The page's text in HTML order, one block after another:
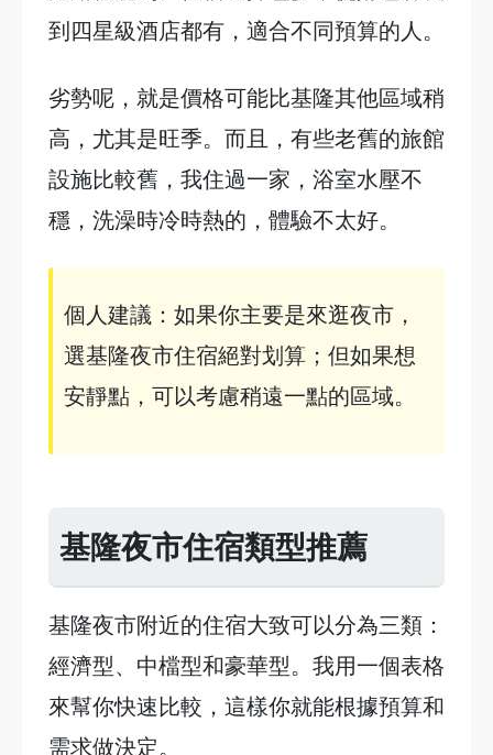
到四星級酒店都有，適合不同預算的人。
劣勢呢，就是價格可能比基隆其他區域稍
高，尤其是旺季。而且，有些老舊的旅館
設施比較舊，我住過一家，浴室水壓不
穩，洗澡時冷時熱的，體驗不太好。
個人建議：如果你主要是來逛夜市，
選基隆夜市住宿絕對划算；但如果想
安靜點，可以考慮稍遠一點的區域。
基隆夜市住宿類型推薦
基隆夜市附近的住宿大致可以分為三類：
經濟型、中檔型和豪華型。我用一個表格
來幫你快速比較，這樣你就能根據預算和
需求做決定。